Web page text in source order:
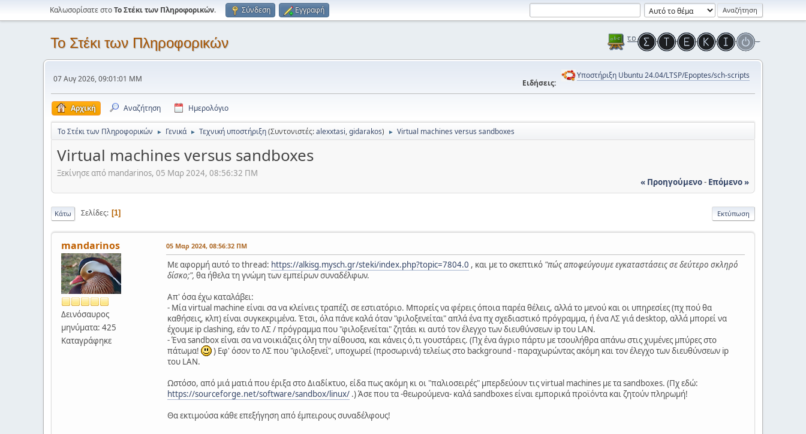
Καλωσορίσατε στοΤο Στέκι των Πληροφορικών. Σύνδεση Εγγραφή
Το Στέκι των Πληροφορικών
07 Αυγ 2026, 09:01:01 ΜΜ Ειδήσεις:
Υποστήριξη Ubuntu 24.04/LTSP/Epoptes/sch-scripts
Αρχική Αναζήτηση Ημερολόγιο
Το Στέκι των Πληροφορικών ► Γενικά ► Τεχνική υποστήριξη(Συντονιστές:alexxtasi,gidarakos) ► Virtual machines versus sandboxes
Virtual machines versus sandboxes
Ξεκίνησε από mandarinos, 05 Μαρ 2024, 08:56:32 ΠΜ
« Προηγούμενο- Επόμενο »
Εκτύπωση
Κάτω Σελίδες 1
mandarinos
Δεινόσαυρος
μηνύματα: 425
Καταγράφηκε
05 Μαρ 2024, 08:56:32 ΠΜ
Με αφορμή αυτό το thread: https://alkisg.mysch.gr/steki/index.php?topic=7804.0 , και με το σκεπτικό "πώς αποφεύγουμε εγκαταστάσεις σε δεύτερο σκληρό
δίσκο;", θα ήθελα τη γνώμη των εμπείρων συναδέλφων.
Απ' όσα έχω καταλάβει:
- Μία virtual machine είναι σα να κλείνεις τραπέζι σε εστιατόριο. Μπορείς να φέρεις όποια παρέα θέλεις, αλλά το μενού και οι υπηρεσίες (πχ πού θα
καθήσεις, κλπ) είναι συγκεκριμένα. Έτσι, όλα πάνε καλά όταν "φιλοξενείται" απλά ένα πχ σχεδιαστικό πρόγραμμα, ή ένα ΛΣ γιά desktop, αλλά μπορεί να
έχουμε ip clashing, εάν το ΛΣ / πρόγραμμα που "φιλοξενείται" ζητάει κι αυτό τον έλεγχο των διευθύνσεων ip του LAN.
- Ένα sandbox είναι σα να νοικιάζεις όλη την αίθουσα, και κάνεις ό,τι γουστάρεις. (Πχ ένα άγριο πάρτυ με τσουλήθρα απάνω στις χυμένες μπύρες στο
πάτωμα!
) Εφ' όσον το ΛΣ που "φιλοξενεί", υποχωρεί (προσωρινά) τελείως στο background - παραχωρώντας ακόμη και τον έλεγχο των διευθύνσεων ip
του LAN.
Ωστόσο, από μιά ματιά που έριξα στο Διαδίκτυο, είδα πως ακόμη κι οι "παλιοσειρές" μπερδεύουν τις virtual machines με τα sandboxes. (Πχ εδώ:
https://sourceforge.net/software/sandbox/linux/ .) Άσε που τα -θεωρούμενα- καλά sandboxes είναι εμπορικά προϊόντα και ζητούν πληρωμή!
Θα εκτιμούσα κάθε επεξήγηση από έμπειρους συναδέλφους!